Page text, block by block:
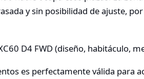
y sin posibilidad de ajuste,
es perfectamente válida para